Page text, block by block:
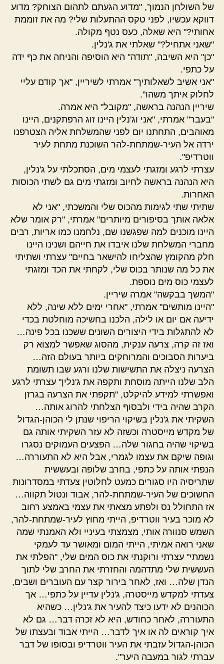
של השולחן הנמוך, "מדוע הגעתם לתהום הצוחק? מדוע
דווקא עכשיו, לפני טקס ההתעלות שלי? מה את זוממת
אחותי?" היא שאלה, כעס נטף מקולה.
"שאני אתחיל?" שאלתי את ג'נלין.
"כן" היא השיבה, "תודה" היא הוסיפה והניחה את כף ידה
על כתפי.
"אני אשיב לשאלותיך" אמרתי לשיריין, "אך קודם עליי
לחלוק איתך משהו".
שיריין הנהנה בראשה, "מקובל" היא אמרה.
"בעבר" אמרתי, "אני וג'נלין היינו זוג הרפתקנים, היינו
מאוהבים, התחתנו יום לפני שהמשלחת אליה הצטרפנו
ירדה אל העיר-שמתחת-להר השוכנת מתחת לעיר
ווטרדיפ".
עצרתי לרגע ומזגתי לעצמי מים, הסתכלתי על ג'נלין,
היא הנהנה בראשה לחיוב ומזגתי מים גם לשתי הכוסות
האחרות.
שתיתי שתי לגימות מהכוס שלי והמשכתי, "אני לא
אלאה אותך בסיפורים מיותרים" אמרתי, "רק אומר שלא
היינו מוכנים למה שפגשנו שם, נלחמנו כמו אריות, רבים
מחברי המשלחת שלנו איבדו את חייהם ושנינו היינו
חלק מהקומץ שהצליחו להישאר בחיים" עצרתי ושתיתי
את כל מה שנותר בכוס שלי, לקחתי את הכד ומזגתי
לעצמי כוס מים נוספת.
"המשך בבקשה" אמרה שיריין.
"היינו מותשים" אמרתי, "אחרי ימים ללא שינה, ללא
ידיעה אם יום או לילה, הלכנו בחשיכה מוחלטת בכדי
לא להתגלות בידי היצורים השונים ששכנו בכל פינה…
ואז זה קרה, צרעה ענקית, מהסוג שאפשר למצוא רק
ביערות הסבוכים והמרוחקים ביותר בעולם הזה…
הצרעה ניצלה את התשישות שלנו ורגע שבו תשומת
הלב שלנו הייתה מוסחת ותקפה את ג'נלין" עצרתי לרגע
ואפשרתי למידע להיקלט, "תקפתי את הצרעה בגרזן
הקרב שהיה בידי ולבסוף הצלחתי להרוג אותה…
השקיתי את ג'נלין בשיקוי הריפוי שנתן לי הכוהן-הגדול
של מקדש מייסטרה וכשזה לא עזר השקיתי אותה גם
בשיקוי שהיה בחגור שלה… הפצעים העמוקים נסגרו
וגופה שיקם את עצמו לגמרי, אבל היא לא התעוררה…
הנפתי אותה על כתפי, בחרב שלופה ובעששית
שתריסיה היו סגורים כמעט לחלוטין צעדתי במסדרונות
החשוכים של העיר-שמתחת-להר, אבוד ונטול תקווה…
אז התחולל נס ולפתע מצאתי את עצמי באמצע רחוב
לא מוכר בעיר ווטרדיפ, הייתי מחוץ לעיר-שמתחת-להר,
השמש סנוורה אותי, מצמצתי בעיניי ולא האמנתי שמה
שאני רואה אמיתי, הייתי המום ומאושר עד לעמקי
נשמתי" עצרתי ורוקנתי את כוס המים שלי, "הפלתי את
העששית שלי מתדהמה והחזרתי את החרב שלי לתוך
הנדן שלה… ואז, לאחר בירור קצר עם העוברים ושבים,
צעדתי למקדש מייסטרה, ג'נלין עדיין על כתפי… אך
הכוהנים לא ידעו כיצד להעיר את ג'נלין… כשהיא
התעוררה, לאחר כחודש, היא לא זכרה דבר… גם לא
איך קוראים לה או איך לדבר… הייתי אבוד ובעצתו של
הכוהן-הגדול עזבתי את העיר ווטרדיפ ובסופו של דבר
עברתי לגור במעבה היער".